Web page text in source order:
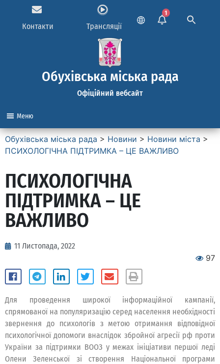
Контакти Трансляції
1
Обухівська міська рада
Офіційний вебсайт
Меню
Обухівська міська рада > Новини > Новини міста >
ПСИХОЛОГІЧНА ПІДТРИМКА – ЦЕ ВАЖЛИВО
ПСИХОЛОГІЧНА
ПІДТРИМКА – ЦЕ
ВАЖЛИВО
11 Листопада, 2022
97
Для проведення широкої інформаційної кампанії,
спрямованої на популяризацію серед населення необхідності
звернення до психологів з метою отримання відповідної
психологічної допомоги внаслідок збройної агресії рф проти
України за підтримки ВООЗ у межах ініціативи першої леді
Олени Зеленської зі створення Національної програми